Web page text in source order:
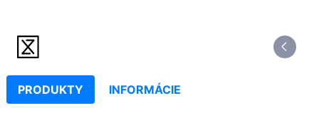
PRODUKTY INFORMÁCIE